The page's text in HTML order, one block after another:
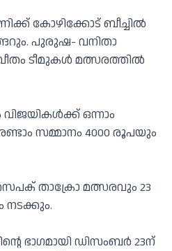
കോഴിക്കോട് ബീച്ചില്‍
പുരുഷ- വനിതാ
ടീമുകൾ മത്സരത്തിൽ
ഒന്നാം
സമ്മാനം 4000 രൂപയും
താക്രോ മത്സരവും 23
ഭാഗമായി ഡിസംബർ 23ന്